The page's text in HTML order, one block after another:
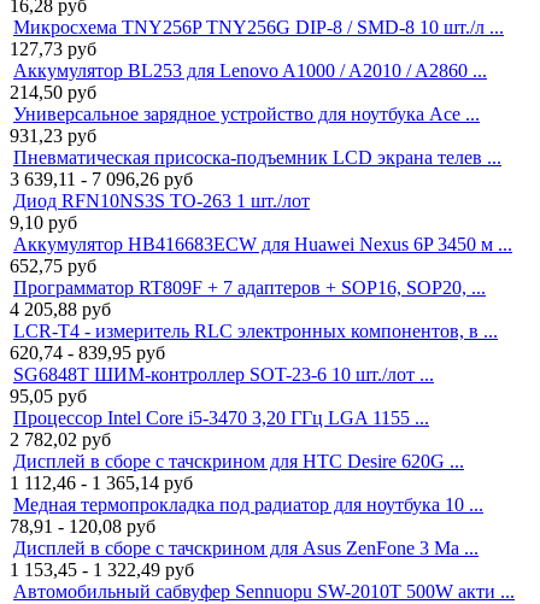
16,28 руб
Микросхема TNY256P TNY256G DIP-8 / SMD-8 10 шт./л ...
127,73 руб
Аккумулятор BL253 для Lenovo A1000 / A2010 / A2860 ...
214,50 руб
Универсальное зарядное устройство для ноутбука Ace ...
931,23 руб
Пневматическая присоска-подъемник LCD экрана телев ...
3 639,11 - 7 096,26 руб
Диод RFN10NS3S TO-263 1 шт./лот
9,10 руб
Аккумулятор HB416683ECW для Huawei Nexus 6P 3450 м ...
652,75 руб
Программатор RT809F + 7 адаптеров + SOP16, SOP20, ...
4 205,88 руб
LCR-T4 - измеритель RLC электронных компонентов, в ...
620,74 - 839,95 руб
SG6848T ШИМ-контроллер SOT-23-6 10 шт./лот ...
95,05 руб
Процессор Intel Core i5-3470 3,20 ГГц LGA 1155 ...
2 782,02 руб
Дисплей в сборе с тачскрином для HTC Desire 620G ...
1 112,46 - 1 365,14 руб
Медная термопрокладка под радиатор для ноутбука 10 ...
78,91 - 120,08 руб
Дисплей в сборе с тачскрином для Asus ZenFone 3 Ma ...
1 153,45 - 1 322,49 руб
Автомобильный сабвуфер Sennuopu SW-2010T 500W акти ...